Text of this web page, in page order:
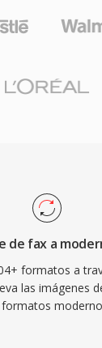
de fax a
formatos a
las imágenes